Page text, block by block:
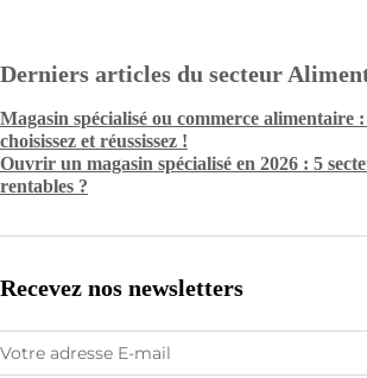
Derniers articles du secteur
Magasin spécialisé ou commerce alimentaire
choisissez et réussissez !
Ouvrir un magasin spécialisé en 2026 : 5
rentables ?
Recevez nos newsletters